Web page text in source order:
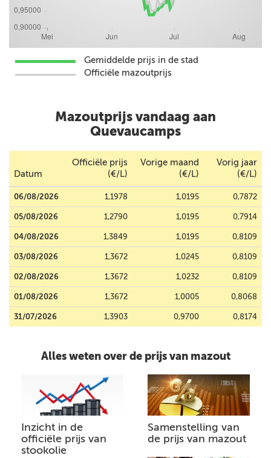
Gemiddelde prijs in de stad
Officiële mazoutprijs
Mazoutprijs vandaag aan
Quevaucamps
Datum
Officiële prijs
(€/L)
Vorige maand
(€/L)
Vorig jaar
(€/L)
06/08/2026 1,1978 1,0195 0,7872
05/08/2026 1,2790 1,0195 0,7914
04/08/2026 1,3849 1,0195 0,8109
03/08/2026 1,3672 1,0245 0,8109
02/08/2026 1,3672 1,0232 0,8109
01/08/2026 1,3672 1,0005 0,8068
31/07/2026 1,3903 0,9700 0,8174
Alles weten over de prijs van mazout
Inzicht in de
officiële prijs van
stookolie
Samenstelling van
de prijs van mazout